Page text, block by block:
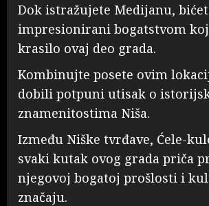
Dok istražujete Medijanu,
impresionirani bogatstvom
krasilo ovaj deo grada.
Kombinujte posete ovim
dobili potpuni utisak o
znamenitostima Niša.
Između Niške tvrđave, Ćele-
svaki kutak ovog grada priča
njegovoj bogatoj prošlosti i
značaju.